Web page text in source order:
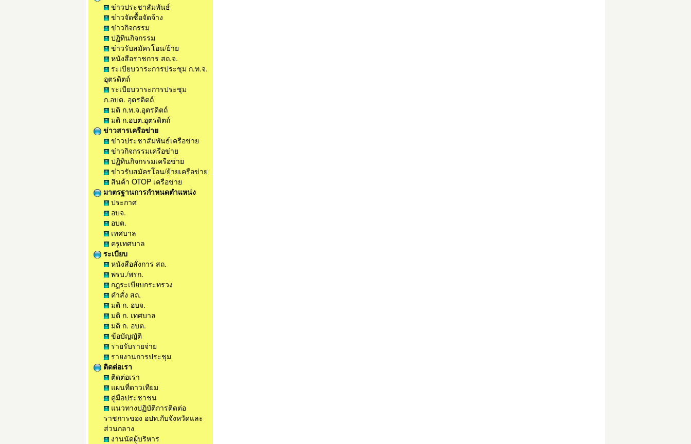
ข่าวประชาสัมพันธ์
ข่าวจัดซื้อจัดจ้าง
ข่าวกิจกรรม
ปฏิทินกิจกรรม
ข่าวรับสมัครโอน/ย้าย
หนังสือราชการ สถ.จ.
ระเบียบวาระการประชุม ก.ท.จ.
อุตรดิตถ์
ระเบียบวาระการประชุม
ก.อบต. อุตรดิตถ์
มติ ก.ท.จ.อุตรดิตถ์
มติ ก.อบต.อุตรดิตถ์
ข่าวสารเครือข่าย
ข่าวประชาสัมพันธ์เครือข่าย
ข่าวกิจกรรมเครือข่าย
ปฏิทินกิจกรรมเครือข่าย
ข่าวรับสมัครโอน/ย้ายเครือข่าย
สินค้า OTOP เครือข่าย
มาตรฐานการกำหนดตำแหน่ง
ประกาศ
อบจ.
อบต.
เทศบาล
ครูเทศบาล
ระเบียบ
หนังสือสั่งการ สถ.
พรบ./พรก.
กฎระเบียบกระทรวง
คำสั่ง สถ.
มติ ก. อบจ.
มติ ก. เทศบาล
มติ ก. อบต.
ข้อบัญญัติ
รายรับรายจ่าย
รายงานการประชุม
ติดต่อเรา
ติดต่อเรา
แผนที่ดาวเทียม
คู่มือประชาชน
แนวทางปฏิบัติการติดต่อ
ราชการของ อปท.กับจังหวัดและ
ส่วนกลาง
งานนัดผู้บริหาร